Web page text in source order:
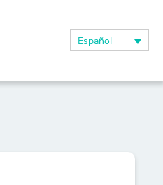
Español